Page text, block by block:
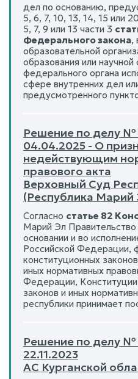
дел по основанию,
5, 6, 7, 10, 13, 14, 15 или
5, 7, 9 или 13 части 3
Федерального закона,
образовательной
образования или научной
федерального органа
сфере внутренних дел
предусмотренного
Решение по делу №
04.04.2025 - О
недействующим
правового акта
Верховный Суд
(Республика Марий
Согласно статье 82
Марий Эл
основании и во
Российской Федерации,
конституционных
иных нормативных
Федерации,
законов и иных
республики принимает
Решение по делу №
22.11.2023
АС Курганской